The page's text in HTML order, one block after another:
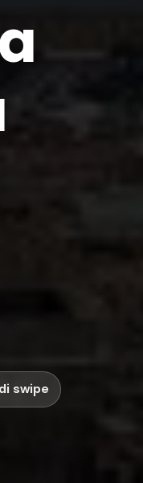
swipe